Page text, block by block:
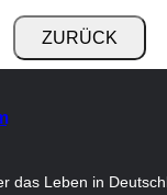
das Leben in